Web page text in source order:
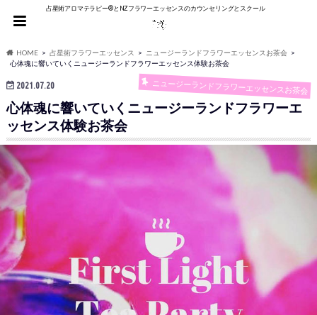
占星術アロマテラピー®︎とNZフラワーエッセンスのカウンセリングとスクール
HOME 占星術フラワーエッセンス
ニュージーランドフラワーエッセンスお茶会
心体魂に響いていくニュージーランドフラワーエッセンス体験お茶会
2021.07.20 ニュージーランドフラワーエッセンスお茶会
心体魂に響いていくニュージーランドフラワーエ
ッセンス体験お茶会